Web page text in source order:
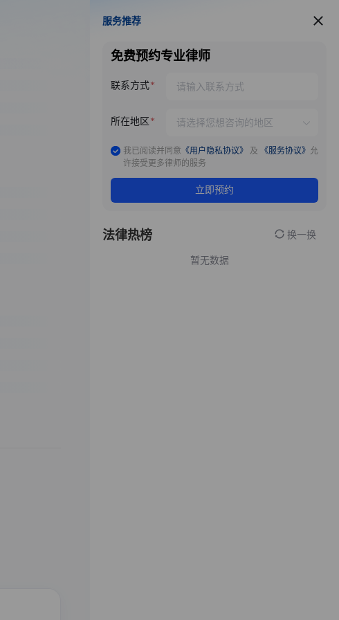
服务推荐
服务推荐
免费预约专业律师
联系方式
所在地区
我已阅读并同意 《用户隐私协议》 及 《服务协议》 允
许接受更多律师的服务
立即预约
法律热榜 换一换
暂无数据